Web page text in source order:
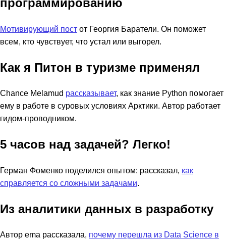
программированию
Мотивирующий пост от Георгия Баратели. Он поможет
всем, кто чувствует, что устал или выгорел.
Как я Питон в туризме применял
Chance Melamud рассказывает, как знание Python помогает
ему в работе в суровых условиях Арктики. Автор работает
гидом-проводником.
5 часов над задачей? Легко!
Герман Фоменко поделился опытом: рассказал, как
справляется со сложными задачами.
Из аналитики данных в разработку
Автор ema рассказала, почему перешла из Data Science в